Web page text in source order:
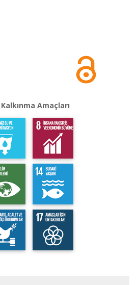
Amaçları